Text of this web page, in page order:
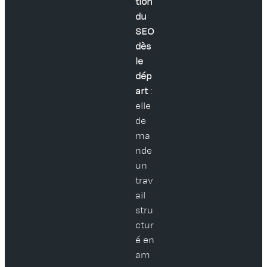
tion
du
SEO
dès
le
dép
art:
elle
de
ma
nde
un
trav
ail
stru
ctur
é en
am